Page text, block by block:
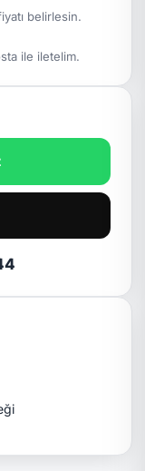
belirlesin.
ile iletelim.